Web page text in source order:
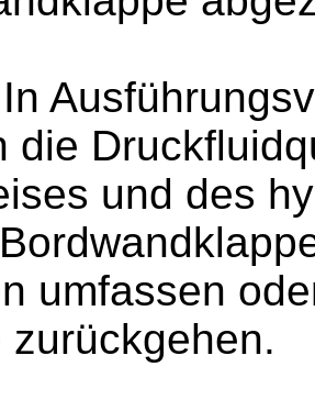
In
die
und des
umfassen
zurückgehen.